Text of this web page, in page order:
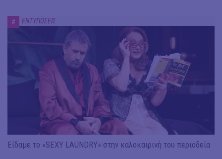
# ΕΝΤΥΠΩΣΕΙΣ
Είδαμε το «SEXY LAUNDRY» στην καλοκαιρινή του περιοδεία